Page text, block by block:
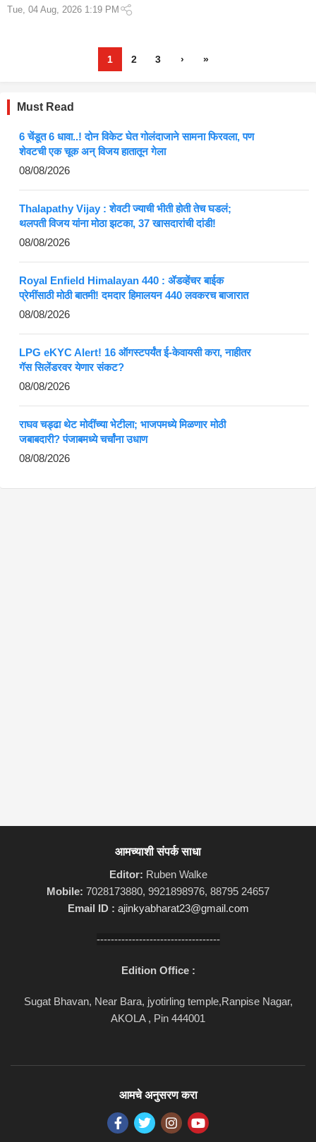
Tue, 04 Aug, 2026 1:19 PM
1 2 3 › »
Must Read
6 चेंडूत 6 धावा..! दोन विकेट घेत गोलंदाजाने सामना फिरवला, पण
शेवटची एक चूक अन् विजय हातातून गेला
08/08/2026
Thalapathy Vijay : शेवटी ज्याची भीती होती तेच घडलं;
थलपती विजय यांना मोठा झटका, 37 खासदारांची दांडी!
08/08/2026
Royal Enfield Himalayan 440 : ॲडव्हेंचर बाईक
प्रेमींसाठी मोठी बातमी! दमदार हिमालयन 440 लवकरच बाजारात
08/08/2026
LPG eKYC Alert! 16 ऑगस्टपर्यंत ई-केवायसी करा, नाहीतर
गॅस सिलेंडरवर येणार संकट?
08/08/2026
राघव चड्ढा थेट मोदींच्या भेटीला; भाजपमध्ये मिळणार मोठी
जबाबदारी? पंजाबमध्ये चर्चांना उधाण
08/08/2026
आमच्याशी संपर्क साधा
Editor: Ruben Walke
Mobile: 7028173880, 9921898976, 88795 24657
Email ID : ajinkyabharat23@gmail.com
-----------------------------------
Edition Office :
Sugat Bhavan, Near Bara, jyotirling temple,Ranpise Nagar,
AKOLA , Pin 444001
आमचे अनुसरण करा